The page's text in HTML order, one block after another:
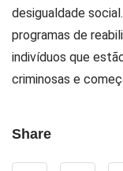
desigualdade
programas de
indivíduos que
criminosas e
Share